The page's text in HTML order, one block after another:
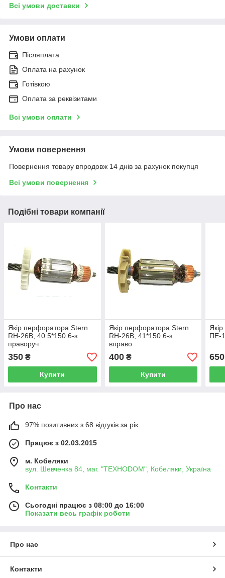
Всі умови доставки
Умови оплати
Післяплата
Оплата на рахунок
Готівкою
Оплата за реквізитами
Всі умови оплати
Умови повернення
Повернення товару впродовж 14 днів за рахунок покупця
Всі умови повернення
Подібні товари компанії
Якір перфоратора Stern
RH-26B, 40.5*150 6-з.
праворуч
350 ₴
Купити
Якір перфоратора Stern
RH-26B, 41*150 6-з.
вправо
400₴
Купити
ПЕ-
650
Про нас
97% позитивних з 68 відгуків за рік
Працює з 02.03.2015
м. Кобеляки
вул. Шевченка 84, маг. "ТЕХНОDOM", Кобеляки, Україна
Контакти
Сьогодні працює з 08:00 до 16:00
Показати весь графік роботи
Про нас
Контакти